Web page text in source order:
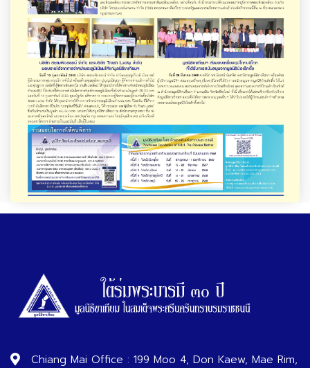
Chiang Mai Office : 199 Moo 4, Don Kaew, Mae Rim,